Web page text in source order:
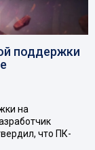
поддержки
на
что ПК-